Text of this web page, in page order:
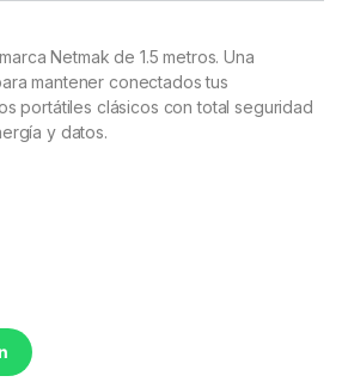
Netmak de 1.5 metros. Una
mantener conectados tus
portátiles clásicos con total seguridad
y datos.